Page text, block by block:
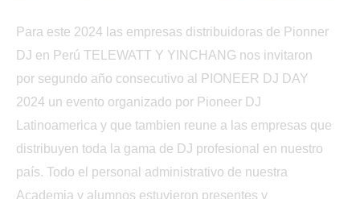
Para este 2024 las empresas distribuidoras de Pionner
DJ en Perú TELEWATT Y YINCHANG nos invitaron
por segundo año consecutivo al PIONEER DJ DAY
2024 un evento organizado por Pioneer DJ
Latinoamerica y que tambien reune a las empresas que
distribuyen toda la gama de DJ profesional en nuestro
país. Todo el personal administrativo de nuestra
Academia y alumnos estuvieron presentes y